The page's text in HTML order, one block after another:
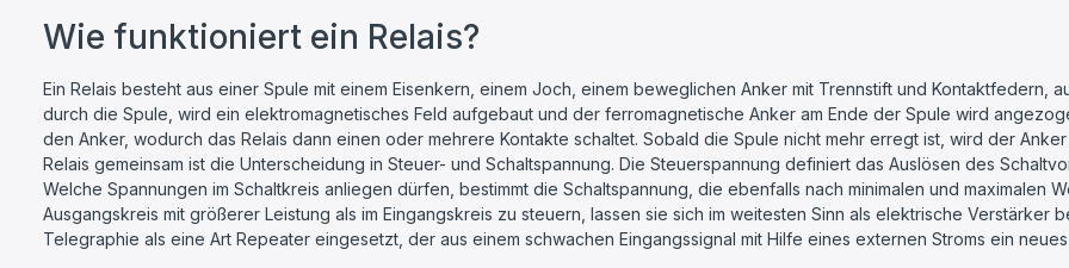
Wie funktioniert ein Relais?
Ein Relais besteht aus einer Spule mit einem Eisenkern, einem Joch, einem beweglichen Anker mit Trennstift und Kontaktfedern,
durch die Spule, wird ein elektromagnetisches Feld aufgebaut und der ferromagnetische Anker am Ende der Spule wird
den Anker, wodurch das Relais dann einen oder mehrere Kontakte schaltet. Sobald die Spule nicht mehr erregt ist, wird der
Relais gemeinsam ist die Unterscheidung in Steuer- und Schaltspannung. Die Steuerspannung definiert das Auslösen des
Welche Spannungen im Schaltkreis anliegen dürfen, bestimmt die Schaltspannung, die ebenfalls nach minimalen und maximalen
Ausgangskreis mit größerer Leistung als im Eingangskreis zu steuern, lassen sie sich im weitesten Sinn als elektrische Verstärker
Telegraphie als eine Art Repeater eingesetzt, der aus einem schwachen Eingangssignal mit Hilfe eines externen Stroms ein